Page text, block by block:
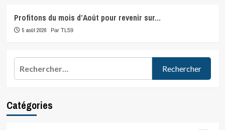
Profitons du mois d’Août pour revenir sur…
5 août 2026 Par TL59
Catégories